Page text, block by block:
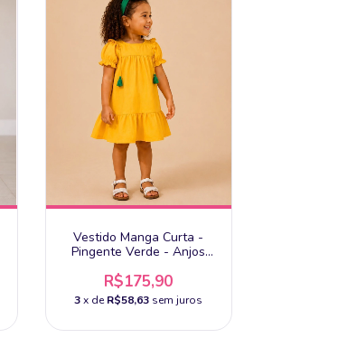
Vestido Manga Curta -
Pingente Verde - Anjos
R$175,90
3 x deR$58,63 sem juros